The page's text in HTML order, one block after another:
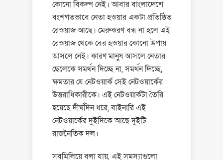
কোনো বিকল্প নেই। আবার বাংলাদেশে
বংশগতভাবে নেতা হওয়ার একটা প্রতিষ্ঠিত
রেওয়াজ আছে। মেরুকরণ বন্ধ না হলে এই
রেওয়াজ থেকে বের হওয়ার কোনো উপায়
আসলে নেই। কারণ মানুষ আসলে নেতার
ছেলেকে সমর্থন দিচ্ছে না, সমর্থন দিচ্ছে,
ক্ষমতার যে নেটওয়ার্ক সেই নেটওয়ার্কের
উত্তরাধিকারীকে। এই নেটওয়ার্কটা তৈরি
হয়েছে দীর্ঘদিন ধরে, বাইনারি এই
নেটওয়ার্কের দুইদিকে আছে দুইটি
রাজনৈতিক দল।
সবমিলিয়ে বলা যায়, এই সমস্যাগুলো